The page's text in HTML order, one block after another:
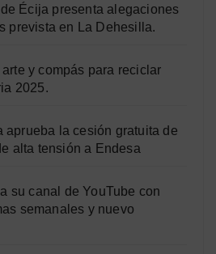
Écija presenta alegaciones
prevista en La Dehesilla.
y compás para reciclar
2025.
aprueba la cesión gratuita de
alta tensión a Endesa
su canal de YouTube con
semanales y nuevo